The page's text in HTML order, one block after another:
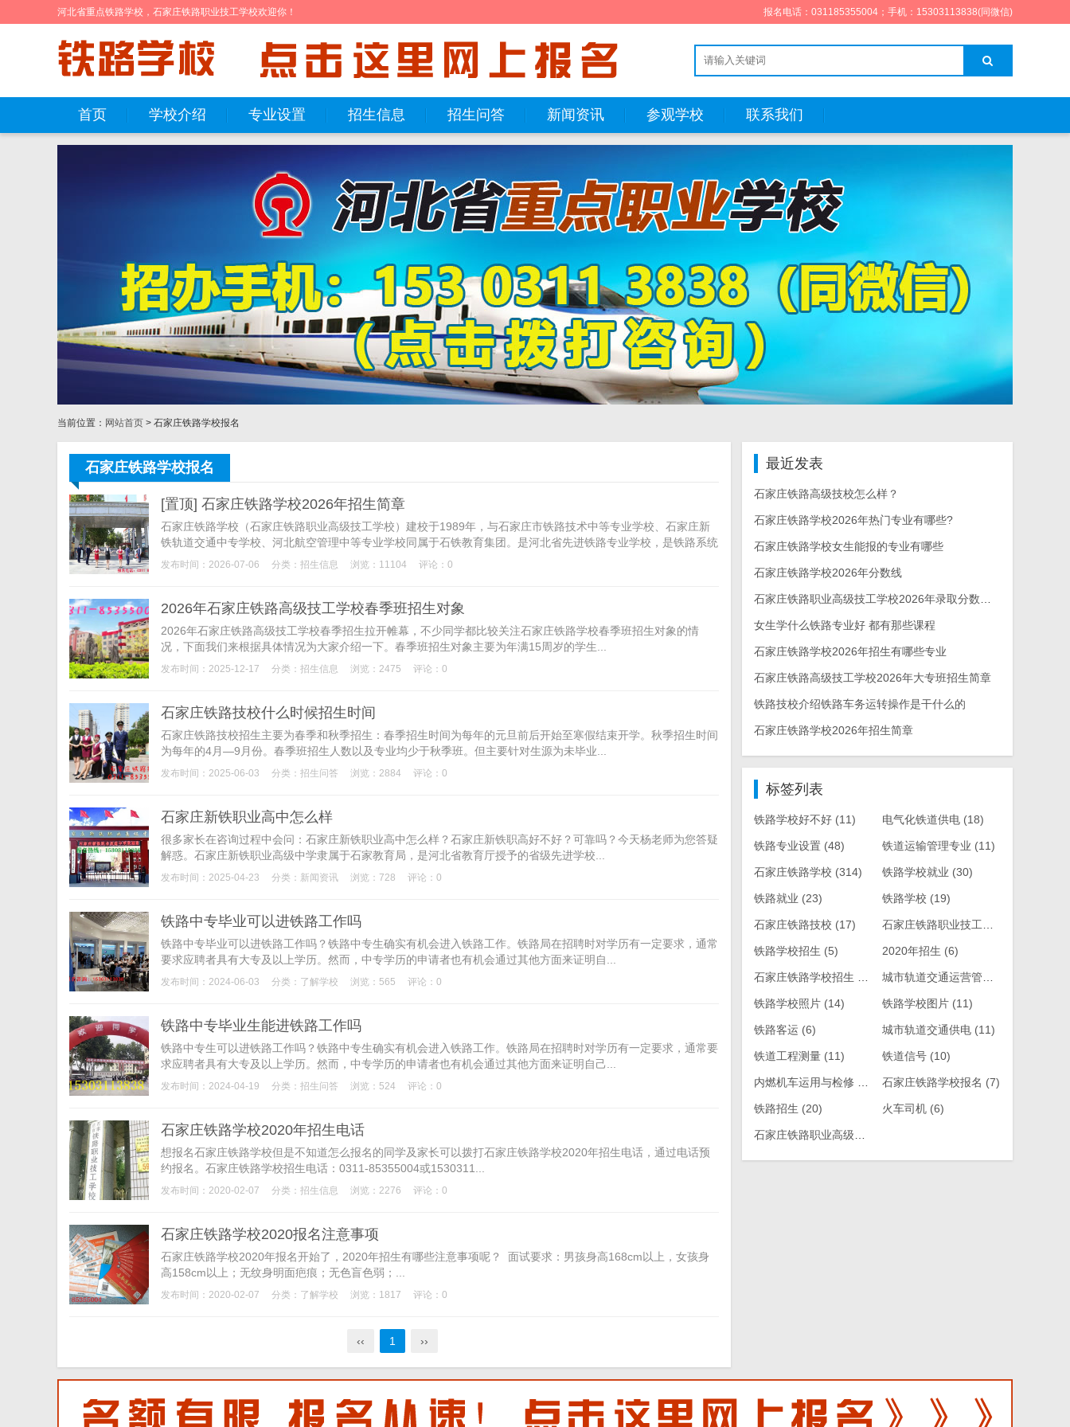
报名电话：031185355004；手机：15303113838(同微信)
河北省重点铁路学校，石家庄铁路职业技工学校欢迎你！
首页 学校介绍 专业设置 招生信息 招生问答 新闻资讯 参观学校 联系我们
当前位置： 网站首页 > 石家庄铁路学校报名
石家庄铁路学校报名
[置顶] 石家庄铁路学校2026年招生简章
石家庄铁路学校（石家庄铁路职业高级技工学校）建校于1989年，与石家庄市铁路技术中等专业学校、石家庄新
铁轨道交通中专学校、河北航空管理中等专业学校同属于石铁教育集团。是河北省先进铁路专业学校，是铁路系统
技术人才的培训基地，铁路学子的摇篮，被...
发布时间：2026-07-06 分类： 招生信息 浏览：11104 评论：0
2026年石家庄铁路高级技工学校春季班招生对象
2026年石家庄铁路高级技工学校春季招生拉开帷幕，不少同学都比较关注石家庄铁路学校春季班招生对象的情
况，下面我们来根据具体情况为大家介绍一下。春季班招生对象主要为年满15周岁的学生...
发布时间：2025-12-17 分类： 招生信息 浏览：2475 评论：0
石家庄铁路技校什么时候招生时间
石家庄铁路技校招生主要为春季和秋季招生：春季招生时间为每年的元旦前后开始至寒假结束开学。秋季招生时间
为每年的4月—9月份。春季班招生人数以及专业均少于秋季班。但主要针对生源为未毕业...
发布时间：2025-06-03 分类： 招生问答 浏览：2884 评论：0
石家庄新铁职业高中怎么样
很多家长在咨询过程中会问：石家庄新铁职业高中怎么样？石家庄新铁职高好不好？可靠吗？今天杨老师为您答疑
解惑。石家庄新铁职业高级中学隶属于石家教育局，是河北省教育厅授予的省级先进学校...
发布时间：2025-04-23 分类： 新闻资讯 浏览：728 评论：0
铁路中专毕业可以进铁路工作吗
铁路中专毕业可以进铁路工作吗？铁路中专生确实有机会进入铁路工作。铁路局在招聘时对学历有一定要求，通常
要求应聘者具有大专及以上学历。然而，中专学历的申请者也有机会通过其他方面来证明自...
发布时间：2024-06-03 分类： 了解学校 浏览：565 评论：0
铁路中专毕业生能进铁路工作吗
铁路中专生可以进铁路工作吗？铁路中专生确实有机会进入铁路工作。铁路局在招聘时对学历有一定要求，通常要
求应聘者具有大专及以上学历。然而，中专学历的申请者也有机会通过其他方面来证明自己...
发布时间：2024-04-19 分类： 招生问答 浏览：524 评论：0
石家庄铁路学校2020年招生电话
想报名石家庄铁路学校但是不知道怎么报名的同学及家长可以拨打石家庄铁路学校2020年招生电话，通过电话预
约报名。石家庄铁路学校招生电话：0311-85355004或1530311...
发布时间：2020-02-07 分类： 招生信息 浏览：2276 评论：0
石家庄铁路学校2020报名注意事项
石家庄铁路学校2020年报名开始了，2020年招生有哪些注意事项呢？ 面试要求：男孩身高168cm以上，女孩身
高158cm以上；无纹身明面疤痕；无色盲色弱；...
发布时间：2020-02-07 分类： 了解学校 浏览：1817 评论：0
‹‹ 1 ››
最近发表
石家庄铁路高级技校怎么样？
石家庄铁路学校2026年热门专业有哪些?
石家庄铁路学校女生能报的专业有哪些
石家庄铁路学校2026年分数线
女生学什么铁路专业好 都有那些课程
石家庄铁路学校2026年招生有哪些专业
石家庄铁路高级技工学校2026年大专班招生简章
铁路技校介绍铁路车务运转操作是干什么的
石家庄铁路学校2026年招生简章
标签列表
铁路学校好不好(11) 电气化铁道供电 (18)
铁路专业设置 (48) 铁道运输管理专业 (11)
石家庄铁路学校 (314) 铁路学校就业 (30)
铁路就业 (23) 铁路学校 (19)
石家庄铁路技校 (17)
铁路学校招生 (5) 2020年招生 (6)
石家庄铁路学校招生
铁路学校照片(14) 铁路学校图片 (11)
铁路客运 (6) 城市轨道交通供电 (11)
铁道工程测量(11) 铁道信号 (10)
内燃机车运用与检修 石家庄铁路学校报名 (7)
铁路招生 (20) 火车司机 (6)